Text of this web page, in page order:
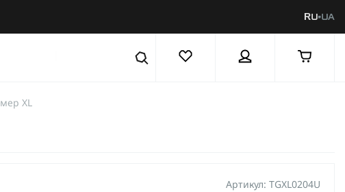
RU UA
XL
Артикул: TGXL0204U